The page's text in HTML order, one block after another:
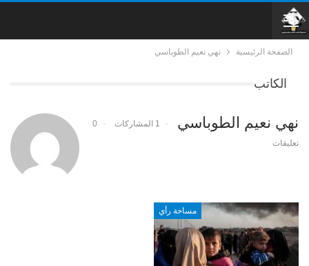
الصفحة الرئيسية نهي نعيم الطوباسي
الكاتب
نهي نعيم الطوباسي 1 المشاركات
0
تعليقات
مساحة رأي